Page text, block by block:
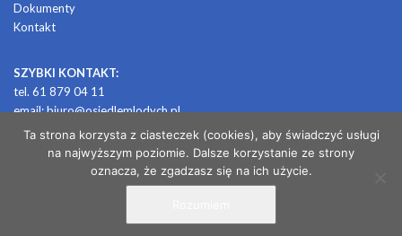
Dokumenty
Kontakt
SZYBKI KONTAKT:
tel. 61 879 04 11
email:biuro@osiedlemlodych.pl
© 2026 OSIEDLE MŁODYCH
/ projekt i realizacja: CONTRABANDA / studio graficzne
Ta strona korzysta z ciasteczek (cookies), aby świadczyć usługi
na najwyższym poziomie. Dalsze korzystanie ze strony
oznacza, że zgadzasz się na ich użycie.